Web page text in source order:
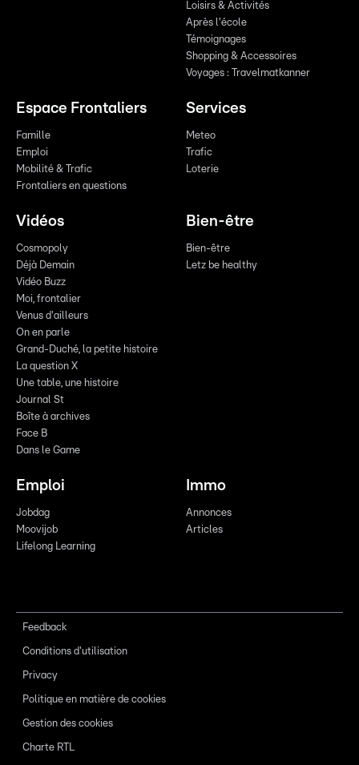
Loisirs & Activités
Après l'école
Témoignages
Shopping & Accessoires
Voyages : Travelmatkanner
Espace Frontaliers
Famille
Emploi
Mobilité & Trafic
Frontaliers en questions
Services
Meteo
Trafic
Loterie
Vidéos
Cosmopoly
Déjà Demain
Vidéo Buzz
Moi, frontalier
Venus d'ailleurs
On en parle
Grand-Duché, la petite histoire
La question X
Une table, une histoire
Journal St
Boîte à archives
Face B
Dans le Game
Bien-être
Bien-être
Letz be healthy
Emploi
Jobdag
Moovijob
Lifelong Learning
Immo
Annonces
Articles
Feedback
Conditions d'utilisation
Privacy
Politique en matière de cookies
Gestion des cookies
Charte RTL